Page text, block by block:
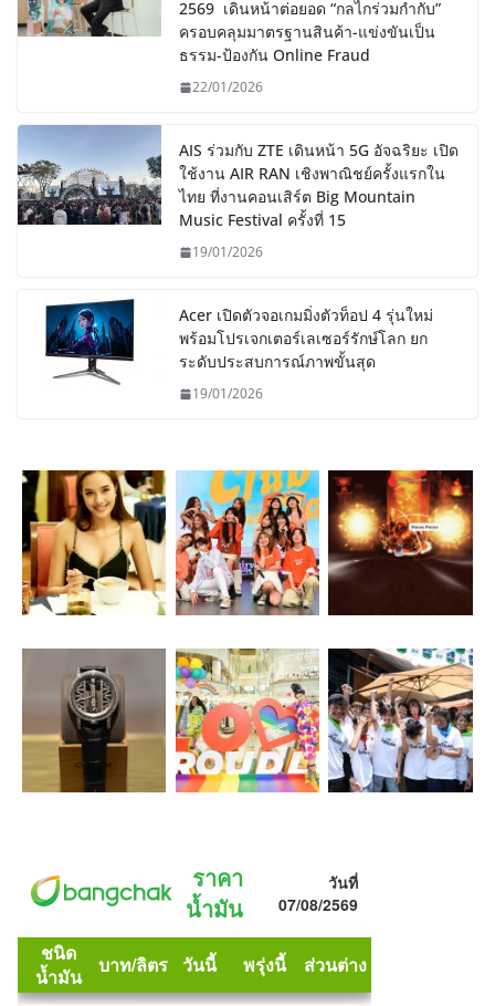
2569 เดินหน้าต่อยอด “กลไกร่วมกำกับ”
ครอบคลุมมาตรฐานสินค้า-แข่งขันเป็น
ธรรม-ป้องกัน Online Fraud
22/01/2026
AIS ร่วมกับ ZTE เดินหน้า 5G อัจฉริยะ เปิด
ใช้งาน AIR RAN เชิงพาณิชย์ครั้งแรกใน
ไทย ที่งานคอนเสิร์ต Big Mountain
Music Festival ครั้งที่ 15
19/01/2026
Acer เปิดตัวจอเกมมิ่งตัวท็อป 4 รุ่นใหม่
พร้อมโปรเจกเตอร์เลเซอร์รักษ์โลก ยก
ระดับประสบการณ์ภาพขั้นสุด
19/01/2026